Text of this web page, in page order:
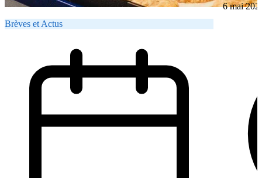
Brèves et Actus
6 mai